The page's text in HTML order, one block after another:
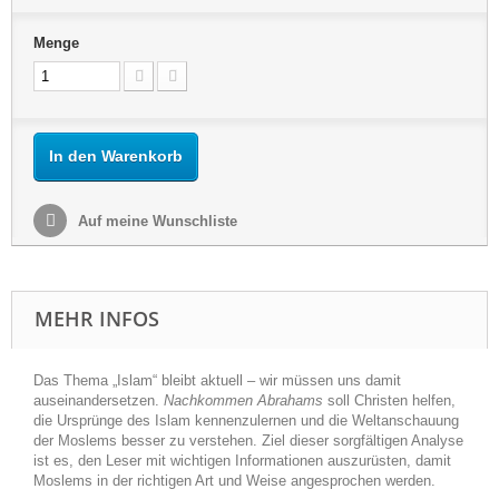
Menge
In den Warenkorb
Auf meine Wunschliste
MEHR INFOS
Das Thema „Islam“ bleibt aktuell – wir müssen uns damit
auseinandersetzen. Nachkommen Abrahams soll Christen helfen,
die Ursprünge des Islam kennenzulernen und die Weltanschauung
der Moslems besser zu verstehen. Ziel dieser sorgfältigen Analyse
ist es, den Leser mit wichtigen Informationen auszurüsten, damit
Moslems in der richtigen Art und Weise angesprochen werden.